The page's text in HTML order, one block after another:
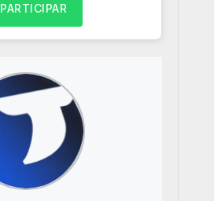
PARTICIPAR